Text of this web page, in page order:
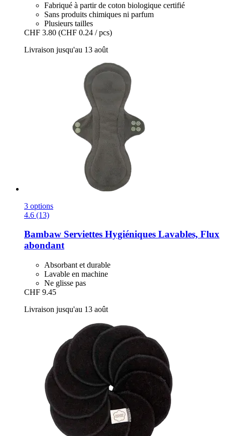
Fabriqué à partir de coton biologique certifié
Sans produits chimiques ni parfum
Plusieurs tailles
CHF 3.80 (CHF 0.24 / pcs)
Livraison jusqu'au 13 août
3 options
4.6 (13)
Bambaw Serviettes Hygiéniques Lavables, Flux
abondant
Absorbant et durable
Lavable en machine
Ne glisse pas
CHF 9.45
Livraison jusqu'au 13 août